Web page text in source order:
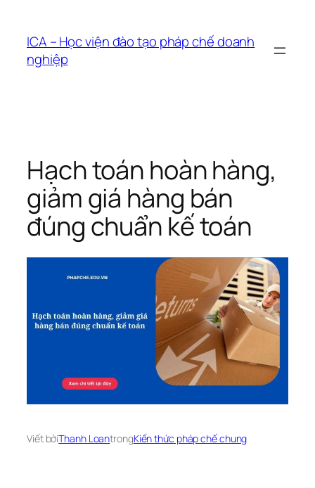
phầnICA – Học viện đào tạo pháp chế doanh
nghiệp
Hạch toán hoàn hàng,
giảm giá hàng bán
đúng chuẩn kế toán
Viết bởiThanh LoantrongKiến thức pháp chế chung